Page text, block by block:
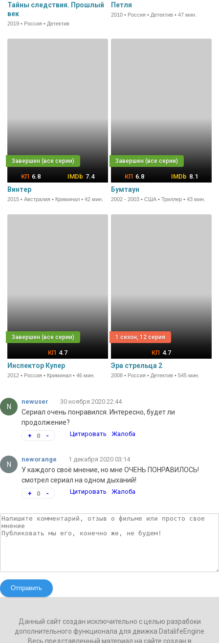
Тайны следствия. Прошлый
век
2019 • Россия • Детектив
Петля
2010 • Россия • Детектив • 47 мин.
6.8 7.4
Винтер
2015 • Австралия • Криминал • 42 мин.
6.8 8.1
Бумтаун
2002 - 2003 • США • Триллер • 43 мин.
4.7
Инспектор Купер
2012 • Россия • Криминал • 46 мин.
1 сезон, 12 серия
4.7
Эра стрельца 2
2008 • Россия • Детектив • 545 мин.
N
newuser 30 ноября 2020 22:44
Сериал очень понравился. Интересно, будет ли
продолжение?
+ 0 - Цитировать Жалоба
N
neworange 1 декабря 2020 03:14
У каждого своё мнение, но мне ОЧЕНЬ ПОНРАВИЛОСЬ!
смотрел сериал на одном дыханий!
+ 0 - Цитировать Жалоба
Отправить
Данный сайт создан исключительно с целью разрабоки
дополнительного функционала для движка DatalifeEngine
Весь представленный материал на сайте создан в